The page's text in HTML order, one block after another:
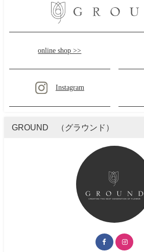
online shop >>
Instagram
GROUND （グラウンド）